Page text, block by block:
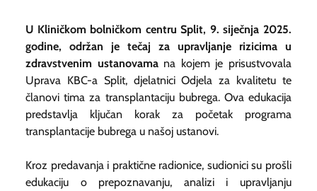
U Kliničkom bolničkom centru Split, 9. siječnja 2025.
godine, održan je tečaj za upravljanje rizicima u
zdravstvenim ustanovama na kojem je prisustvovala
Uprava KBC-a Split, djelatnici Odjela za kvalitetu te
članovi tima za transplantaciju bubrega. Ova edukacija
predstavlja ključan korak za početak programa
transplantacije bubrega u našoj ustanovi.
Kroz predavanja i praktične radionice, sudionici su prošli
edukaciju o prepoznavanju, analizi i upravljanju